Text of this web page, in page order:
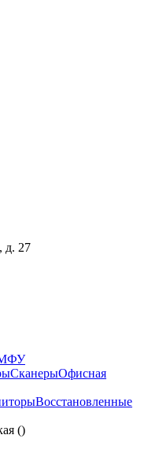
д. 27
МФУ
СканерыОфисная
Восстановленные
()